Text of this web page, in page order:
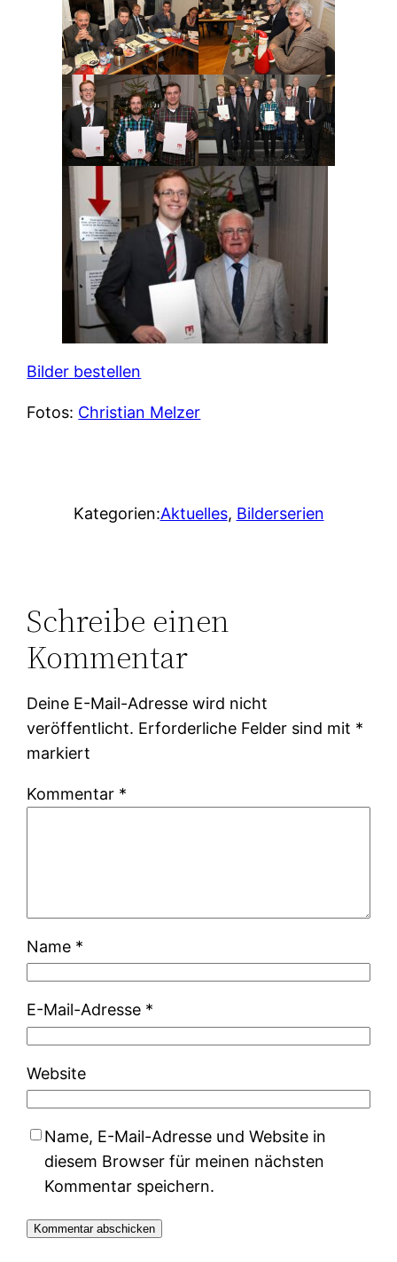
Bilder bestellen
Fotos: Christian Melzer
Kategorien:Aktuelles, Bilderserien
Schreibe einen
Kommentar
Deine E-Mail-Adresse wird nicht
veröffentlicht. Erforderliche Felder sind mit *
markiert
Kommentar *
Name *
E-Mail-Adresse *
Website
Name, E-Mail-Adresse und Website in
diesem Browser für meinen nächsten
Kommentar speichern.